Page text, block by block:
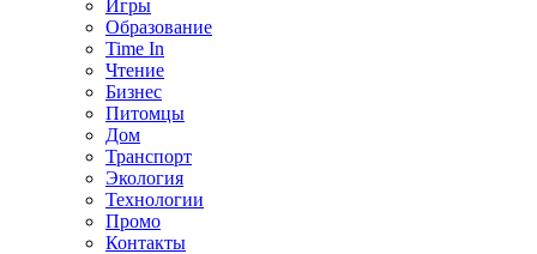
Игры
Образование
Time In
Чтение
Бизнес
Питомцы
Дом
Транспорт
Экология
Технологии
Промо
Контакты